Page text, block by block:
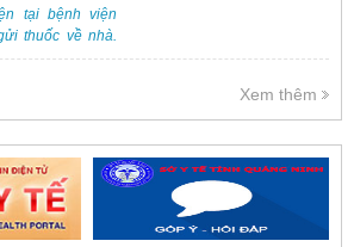
tại bệnh viện
thuốc về nhà.
tại bệnh viện
Xem thêm